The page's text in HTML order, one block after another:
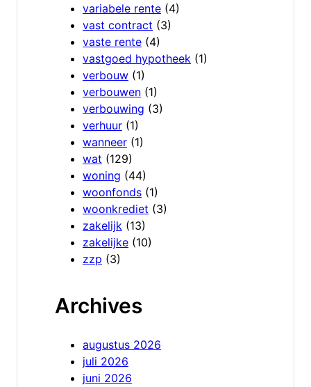
variabele rente (4)
vast contract (3)
vaste rente (4)
vastgoed hypotheek (1)
verbouw (1)
verbouwen (1)
verbouwing (3)
verhuur (1)
wanneer (1)
wat (129)
woning (44)
woonfonds (1)
woonkrediet (3)
zakelijk (13)
zakelijke (10)
zzp (3)
Archives
augustus 2026
juli 2026
juni 2026